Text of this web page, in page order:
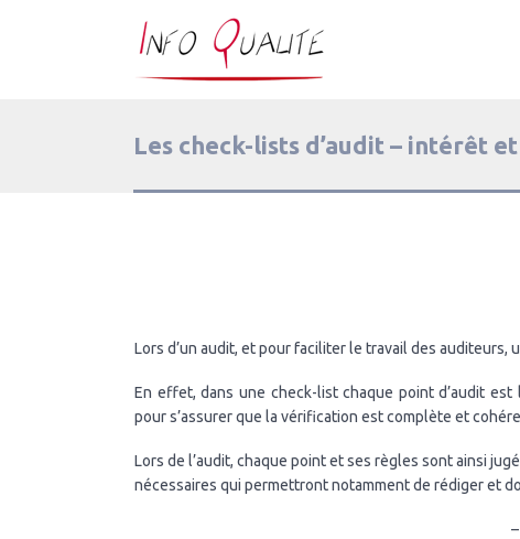
Les check-lists d’audit – intérêt
Lors d’un audit, et pour faciliter le travail des auditeurs,
En effet, dans une check-list chaque point d’audit
pour s’assurer que la vérification est complète et
Lors de l’audit, chaque point et ses règles sont ainsi
nécessaires qui permettront notamment de rédiger et